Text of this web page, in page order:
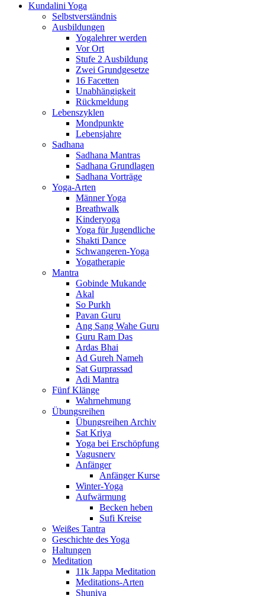
Kundalini Yoga
Selbstverständnis
Ausbildungen
Yogalehrer werden
Vor Ort
Stufe 2 Ausbildung
Zwei Grundgesetze
16 Facetten
Unabhängigkeit
Rückmeldung
Lebenszyklen
Mondpunkte
Lebensjahre
Sadhana
Sadhana Mantras
Sadhana Grundlagen
Sadhana Vorträge
Yoga-Arten
Männer Yoga
Breathwalk
Kinderyoga
Yoga für Jugendliche
Shakti Dance
Schwangeren-Yoga
Yogatherapie
Mantra
Gobinde Mukande
Akal
So Purkh
Pavan Guru
Ang Sang Wahe Guru
Guru Ram Das
Ardas Bhai
Ad Gureh Nameh
Sat Gurprassad
Adi Mantra
Fünf Klänge
Wahrnehmung
Übungsreihen
Übungsreihen Archiv
Sat Kriya
Yoga bei Erschöpfung
Vagusnerv
Anfänger
Anfänger Kurse
Winter-Yoga
Aufwärmung
Becken heben
Sufi Kreise
Weißes Tantra
Geschichte des Yoga
Haltungen
Meditation
11k Jappa Meditation
Meditations-Arten
Shuniya